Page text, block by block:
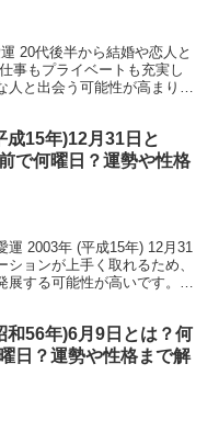
20代後半から結婚や恋人と
事もプライベートも充実し
と出会う可能性が高まりま
成15年)12月31日と
で何曜日？運勢や性格
運 2003年 (平成15年) 12月31
ョンが上手く取れるため、
する可能性が高いです。
和56年)6月9日とは？何
日？運勢や性格まで解